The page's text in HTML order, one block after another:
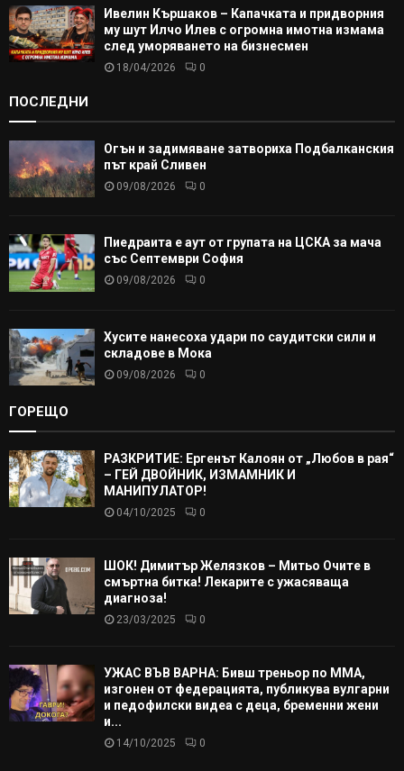
Ивелин Кършаков – Капачката и придворния
му шут Илчо Илев с огромна имотна измама
след уморяването на бизнесмен
18/04/2026 0
ПОСЛЕДНИ
Огън и задимяване затвориха Подбалканския
път край Сливен
09/08/2026 0
Пиедраита е аут от групата на ЦСКА за мача
със Септември София
09/08/2026 0
Хусите нанесоха удари по саудитски сили и
складове в Мока
09/08/2026 0
ГОРЕЩО
РАЗКРИТИЕ: Ергенът Калоян от „Любов в рая“
– ГЕЙ ДВОЙНИК, ИЗМАМНИК И
МАНИПУЛАТОР!
04/10/2025 0
ШОК! Димитър Желязков – Митьо Очите в
смъртна битка! Лекарите с ужасяваща
диагноза!
23/03/2025 0
УЖАС ВЪВ ВАРНА: Бивш треньор по ММА,
изгонен от федерацията, публикува вулгарни
и педофилски видеа с деца, бременни жени
и...
14/10/2025 0